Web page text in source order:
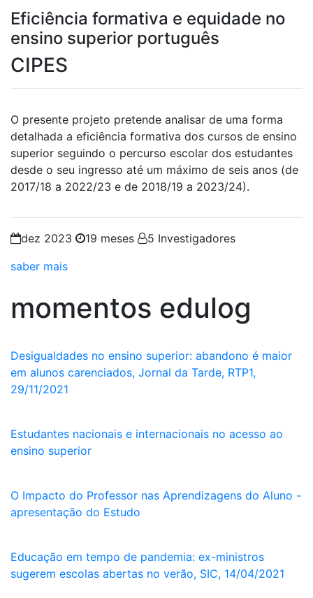
Eficiência formativa e equidade no
ensino superior português
CIPES
O presente projeto pretende analisar de uma forma
detalhada a eficiência formativa dos cursos de ensino
superior seguindo o percurso escolar dos estudantes
desde o seu ingresso até um máximo de seis anos (de
2017/18 a 2022/23 e de 2018/19 a 2023/24).
dez 2023 19 meses
5 Investigadores
saber mais
momentos edulog
Desigualdades no ensino superior: abandono é maior
em alunos carenciados, Jornal da Tarde, RTP1,
29/11/2021
Estudantes nacionais e internacionais no acesso ao
ensino superior
O Impacto do Professor nas Aprendizagens do Aluno -
apresentação do Estudo
Educação em tempo de pandemia: ex-ministros
sugerem escolas abertas no verão, SIC, 14/04/2021